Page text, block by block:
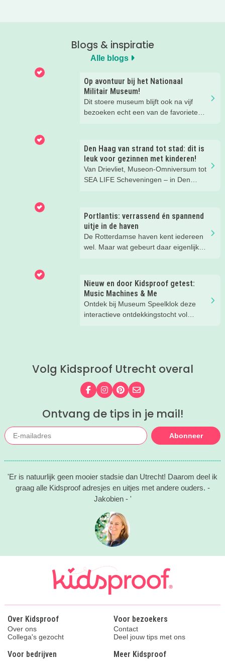
Blogs & inspiratie
Alle blogs
Op avontuur bij het Nationaal
Militair Museum!
Dit stoere museum blijft ook na vijf
bezoeken echt een van de favoriete
ze zo leuk vinden aan het NMM. ‘De
mega coole vliegtuigen overal’, ‘de
stormbaan buiten’, ‘de Xplore’ en het
'zelf in een mini-jeep rijden’. Voor ons
dus alle reden om nog een keer te
Den Haag van strand tot stad: dit is
leuk voor gezinnen met kinderen!
Van Drievliet, Museon-Omniversum tot
SEA LIFE Scheveningen – in Den
ontspannen met een lekkere lunch op
het strand en een duik in zee. Heerlijk!
Portlantis: verrassend én spannend
uitje in de haven
De Rotterdamse haven kent iedereen
wel. Maar wat gebeurt daar eigenlijk
gingen er een dag met vier meiden
heen en kwamen tijd tekort!
Nieuw en door Kidsproof getest:
Music Machines & Me
Ontdek bij Museum Speelklok deze
interactieve ontdekkingstocht vol
Volg Kidsproof Utrecht overal
Volg ons op Facebook
Volg ons op Instagram
Volg ons op Pinterest
Mail ons
Ontvang de tips in je mail!
Abonneer
'Er is natuurlijk geen mooier stadsie dan Utrecht! Daarom deel ik
graag alle Kidsproof adresjes en uitjes met andere ouders. -
Jakobien - '
Over Kidsproof
Over ons
Collega's gezocht
Voor bezoekers
Contact
Deel jouw tips met ons
Voor bedrijven Meer Kidsproof